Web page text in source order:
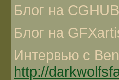
Блог на
Блог на
Интервью с
http://